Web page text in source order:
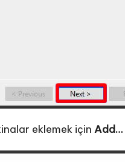
eklemek için Add…